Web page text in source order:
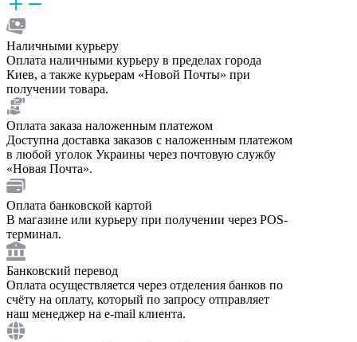
Наличными курьеру
Оплата наличными курьеру в пределах города
Киев, а также курьерам «Новой Почты» при
получении товара.
Оплата заказа наложенным платежом
Доступна доставка заказов с наложенным платежом
в любой уголок Украины через почтовую службу
«Новая Почта».
Оплата банковской картой
В магазине или курьеру при получении через POS-
терминал.
Банковский перевод
Оплата осуществляется через отделения банков по
счёту на оплату, который по запросу отправляет
наш менеджер на e-mail клиента.